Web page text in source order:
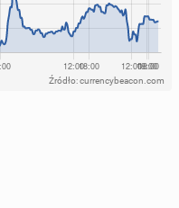
Źródło: currencybeacon.com